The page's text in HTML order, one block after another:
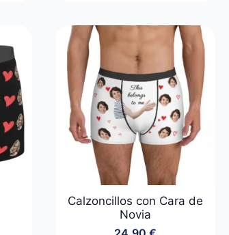
era:
24,90 €.
es:
19,90 €.
Calzoncillos con Cara de
Novia